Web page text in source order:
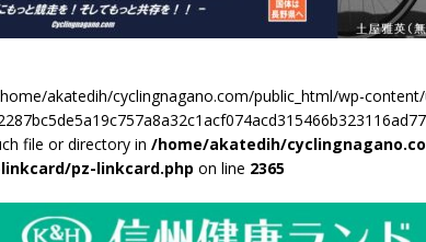
akatedih/cyclingnagano.com/public_html/wp-
file or directory in /home/akatedih/
pz-linkcard.php on line 2365